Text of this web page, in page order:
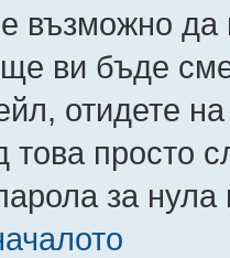
възможно да
ви бъде
отидете
това просто
за